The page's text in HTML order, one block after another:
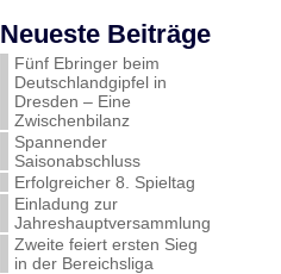
Neueste Beiträge
Fünf Ebringer beim
Deutschlandgipfel in
Dresden – Eine
Zwischenbilanz
Spannender
Saisonabschluss
Erfolgreicher 8. Spieltag
Einladung zur
Jahreshauptversammlung
Zweite feiert ersten Sieg
in der Bereichsliga